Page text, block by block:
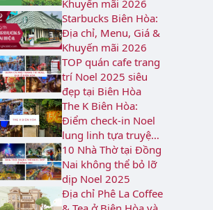
Khuyến mãi 2026
Starbucks Biên Hòa:
Địa chỉ, Menu, Giá &
Khuyến mãi 2026
TOP quán cafe trang
trí Noel 2025 siêu
đẹp tại Biên Hòa
The K Biên Hòa:
Điểm check-in Noel
lung linh tựa truyện
cổ tích
10 Nhà Thờ tại Đồng
Nai không thể bỏ lỡ
dịp Noel 2025
Địa chỉ Phê La Coffee